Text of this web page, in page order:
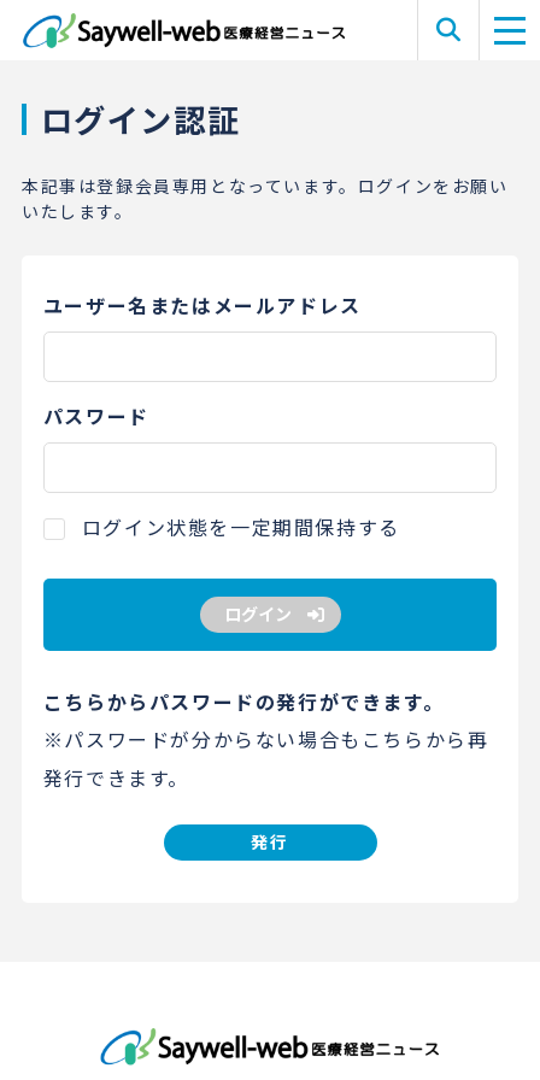
ログイン認証
本記事は登録会員専用となっています。ログインをお願い
いたします。
ユーザー名またはメールアドレス
パスワード
ログイン状態を一定期間保持する
ログイン
こちらからパスワードの発行ができます。
※パスワードが分からない場合もこちらから再
発行できます。
発行